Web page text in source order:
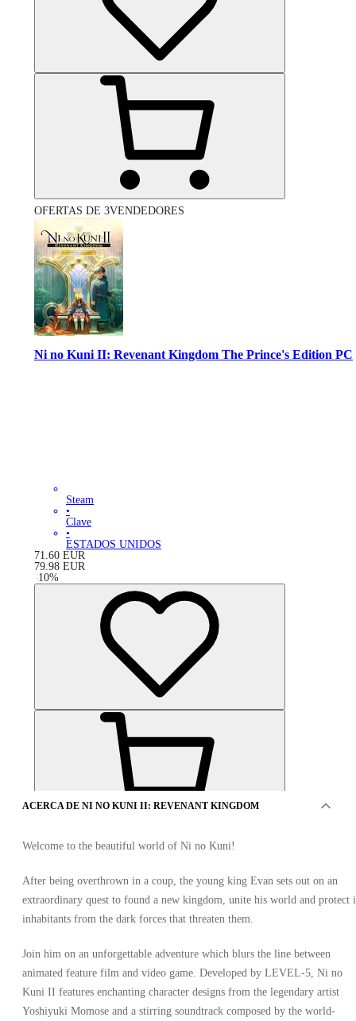
OFERTAS DE 3VENDEDORES
Ni no Kuni II: Revenant Kingdom The Prince's Edition PC
Steam
•
Clave
•
ESTADOS UNIDOS
71.60 EUR
79.98 EUR
-10%
Advertisement
PATROCINADO
ACERCA DE NI NO KUNI II: REVENANT KINGDOM
Welcome to the beautiful world of Ni no Kuni!
After being overthrown in a coup, the young king Evan sets out on an
extraordinary quest to found a new kingdom, unite his world and protect
inhabitants from the dark forces that threaten them.
Join him on an unforgettable adventure which blurs the line between
animated feature film and video game. Developed by LEVEL-5, Ni no
Kuni II features enchanting character designs from the legendary artist
Yoshiyuki Momose and a stirring soundtrack composed by the world-